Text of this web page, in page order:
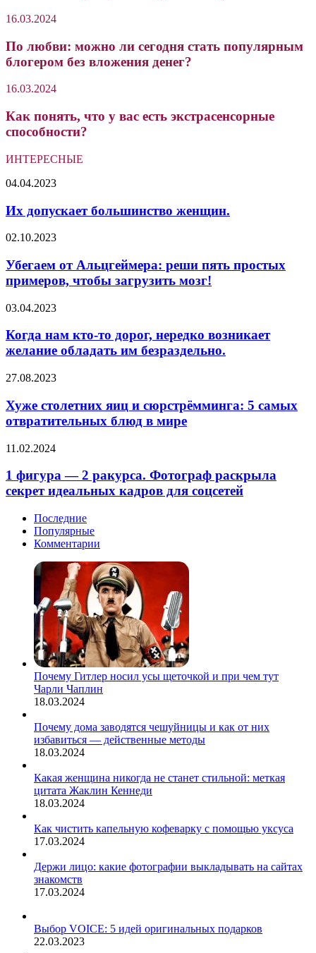
16.03.2024
По любви: можно ли сегодня стать популярным
блогером без вложения денег?
16.03.2024
Как понять, что у вас есть экстрасенсорные
способности?
ИНТЕРЕСНЫЕ
Их
большинство
женщин.
04.04.2023
Их допускает большинство женщин.
Убегаем
Альцгеймера:
реши
пять
примеров,
загрузить
мозг!
02.10.2023
Убегаем от Альцгеймера: реши пять простых
примеров, чтобы загрузить мозг!
Когда
кто-
дорог,
возникает
обладать
им
03.04.2023
Когда нам кто-то дорог, нередко возникает
желание обладать им безраздельно.
Хуже
яиц
и
сюрстрёмминга:
самых
блюд
в
27.08.2023
Хуже столетних яиц и сюрстрёмминга: 5 самых
отвратительных блюд в мире
1
—
2 ракурса.
Фотограф
секрет
идеальных
кадров
для соцсетей
11.02.2024
1 фигура — 2 ракурса. Фотограф раскрыла
секрет идеальных кадров для соцсетей
Последние
Популярные
Комментарии
Почему Гитлер носил усы щеточкой и при чем тут
Чарли Чаплин
18.03.2024
Почему дома заводятся чешуйницы и как от них
избавиться — действенные методы
18.03.2024
Какая женщина никогда не станет стильной: меткая
цитата Жаклин Кеннеди
18.03.2024
Как чистить капельную кофеварку с помощью уксуса
17.03.2024
Держи лицо: какие фотографии выкладывать на сайтах
знакомств
17.03.2024
Выбор VOICE: 5 идей оригинальных подарков
22.03.2023